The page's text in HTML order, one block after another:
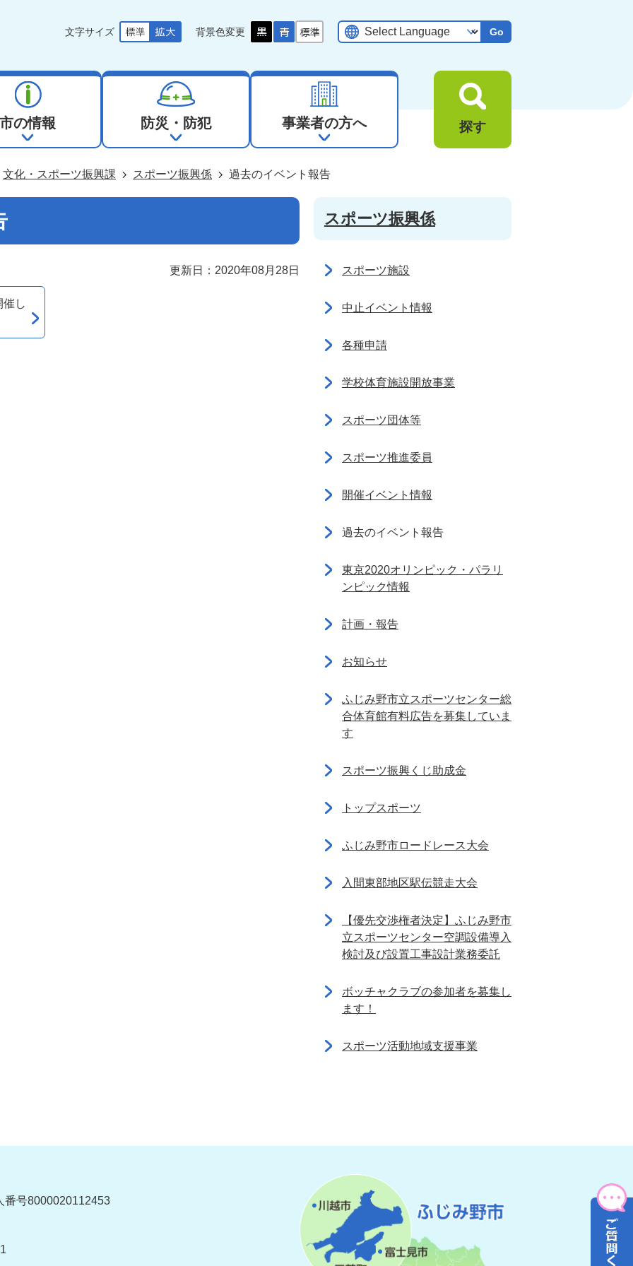
文字サイズ 背景色変更 Go
市の情報 防災・防犯 事業者の方へ 探す
文化・スポーツ振興課 スポーツ振興係 過去のイベント報告
更新日：2020年08月28日
催し
スポーツ振興係
スポーツ施設
中止イベント情報
各種申請
学校体育施設開放事業
スポーツ団体等
スポーツ推進委員
開催イベント情報
過去のイベント報告
東京2020オリンピック・パラリ
ンピック情報
計画・報告
お知らせ
ふじみ野市立スポーツセンター総
合体育館有料広告を募集していま
す
スポーツ振興くじ助成金
トップスポーツ
ふじみ野市ロードレース大会
入間東部地区駅伝競走大会
【優先交渉権者決定】ふじみ野市
立スポーツセンター空調設備導入
検討及び設置工事設計業務委託
ボッチャクラブの参加者を募集し
ます！
スポーツ活動地域支援事業
番号8000020112453